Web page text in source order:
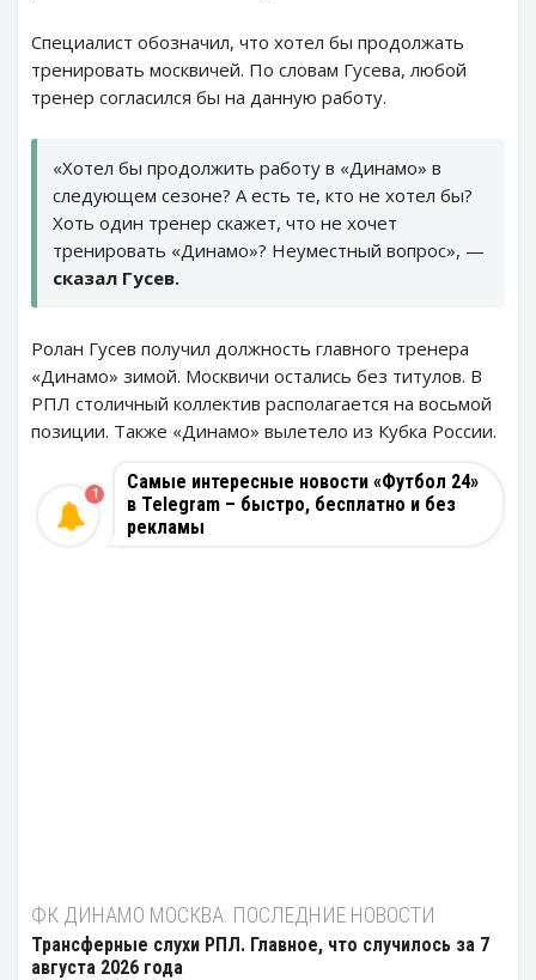
Специалист обозначил, что хотел бы продолжать
тренировать москвичей. По словам Гусева, любой
тренер согласился бы на данную работу.
«Хотел бы продолжить работу в «Динамо» в
следующем сезоне? А есть те, кто не хотел бы?
Хоть один тренер скажет, что не хочет
тренировать «Динамо»? Неуместный вопрос», —
сказал Гусев.
Ролан Гусев получил должность главного тренера
«Динамо» зимой. Москвичи остались без титулов. В
РПЛ столичный коллектив располагается на восьмой
позиции. Также «Динамо» вылетело из Кубка России.
Самые интересные новости «Футбол 24»
в Telegram – быстро, бесплатно и без
рекламы
1
ФК ДИНАМО МОСКВА: ПОСЛЕДНИЕ НОВОСТИ
Трансферные слухи РПЛ. Главное, что случилось за 7
августа 2026 года